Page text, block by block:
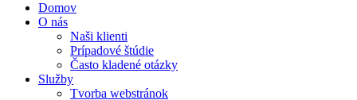
Domov
O nás
Naši klienti
Prípadové štúdie
Často kladené otázky
Služby
Tvorba webstránok